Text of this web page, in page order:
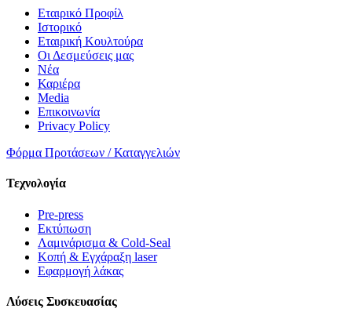
Εταιρικό Προφίλ
Ιστορικό
Εταιρική Κουλτούρα
Οι Δεσμεύσεις μας
Νέα
Καριέρα
Media
Επικοινωνία
Privacy Policy
Φόρμα Προτάσεων / Καταγγελιών
Τεχνολογία
Pre-press
Εκτύπωση
Λαμινάρισμα & Cold-Seal
Κοπή & Εγχάραξη laser
Εφαρμογή λάκας
Λύσεις Συσκευασίας